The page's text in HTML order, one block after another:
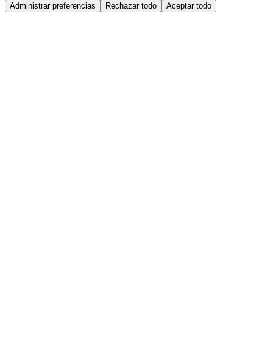
Administrar preferencias Rechazar todo Aceptar todo